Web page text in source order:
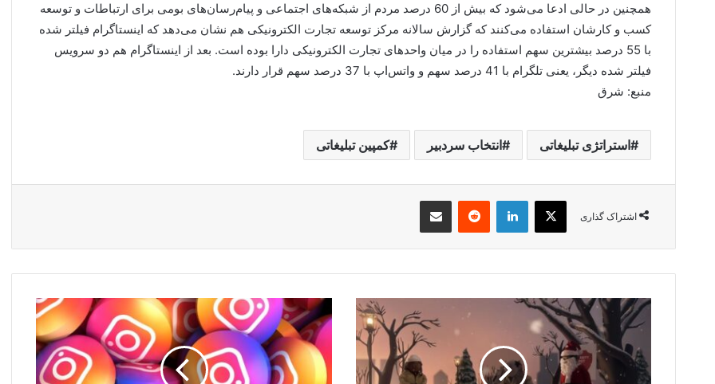
همچنین در حالی ادعا می‌شود که بیش از 60 درصد مردم از شبکه‌های اجتماعی و پیام‌رسان‌های بومی برای ارتباطات و توسعه
کسب و کارشان استفاده می‌کنند که گزارش سالانه مرکز توسعه تجارت الکترونیکی هم نشان می‌دهد که اینستاگرام فیلتر شده
با 55 درصد بیشترین سهم استفاده را در میان واحد‌های تجارت الکترونیکی دارا بوده است. بعد از اینستاگرام هم دو سرویس
فیلتر شده دیگر، یعنی تلگرام با 41 درصد سهم و واتس‌اپ با 37 درصد سهم قرار دارند.
منبع: شرق
استراتژی تبلیغاتی انتخاب سردبیر کمپین تبلیغاتی
اشتراک گذاری
X لینکدین ‫رددیت اشتراک گذاری از طریق ایمیل